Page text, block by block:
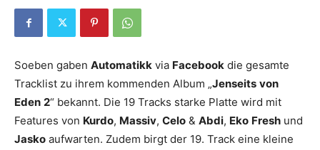
Soeben gaben Automatikk via Facebook die gesamte
Tracklist zu ihrem kommenden Album „Jenseits von
Eden 2“ bekannt. Die 19 Tracks starke Platte wird mit
Features von Kurdo, Massiv, Celo & Abdi, Eko Fresh und
Jasko aufwarten. Zudem birgt der 19. Track eine kleine